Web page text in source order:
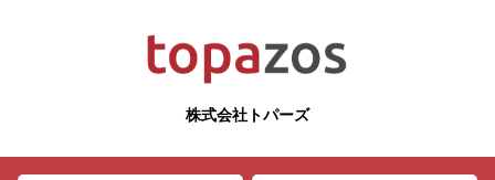
株式会社トパーズ